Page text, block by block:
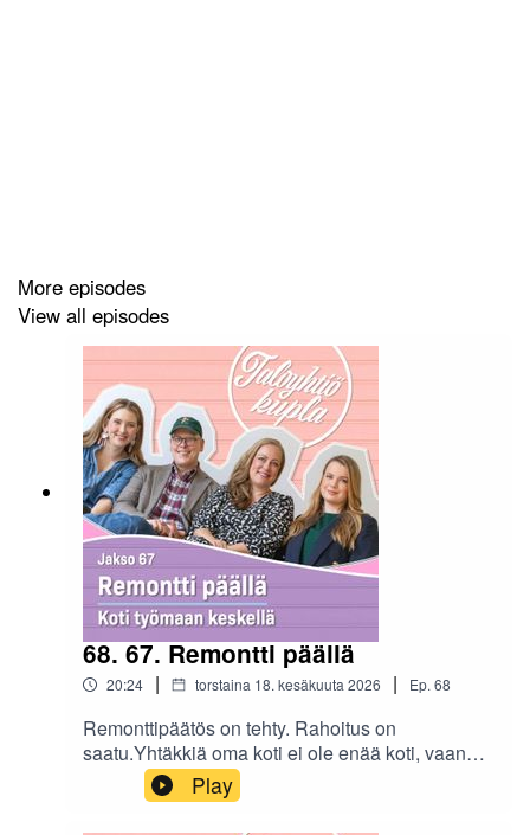
More episodes
View all episodes
68. 67. Remontti päällä
20:24 | torstaina 18. kesäkuuta 2026 | Ep. 68
Remonttipäätös on tehty. Rahoitus on
saatu.Yhtäkkiä oma koti ei ole enää koti, vaan
osa taloyhtiön työmaata – kuvaan astuvat
aikataulut, säännöt ja joka paikkaan leviävä
pöly.Remontti päällä - Koti työmaan keskellä -
Play